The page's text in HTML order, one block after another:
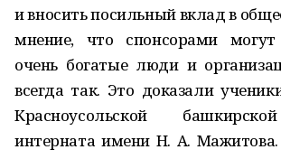
и вносить посильный вклад в
мнение, что спонсорами
очень богатые люди и
всегда так. Это доказали
Красноусольской
интерната имени Н. А.